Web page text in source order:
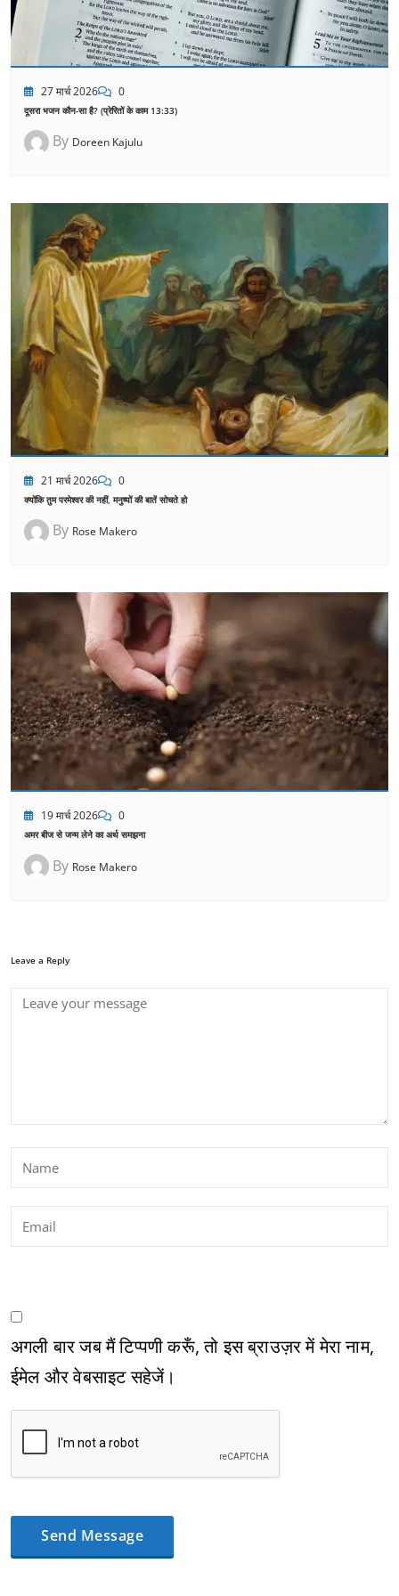
27 मार्च 2026 0
दूसरा भजन कौन-सा है? (प्रेरितों के काम 13:33)
By Doreen Kajulu
21 मार्च 2026 0
क्योंकि तुम परमेश्वर की नहीं, मनुष्यों की बातें सोचते हो
By Rose Makero
19 मार्च 2026 0
अमर बीज से जन्म लेने का अर्थ समझना
By Rose Makero
Leave a Reply
अगली बार जब मैं टिप्पणी करूँ, तो इस ब्राउज़र में मेरा नाम,
ईमेल और वेबसाइट सहेजें।